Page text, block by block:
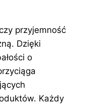
przyjemność
Dzięki
o
Każdy